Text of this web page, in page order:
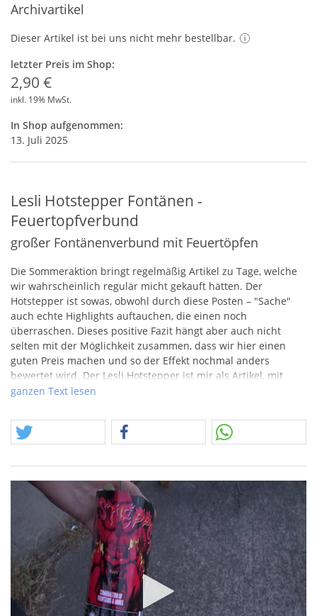
Archivartikel
Dieser Artikel ist bei uns nicht mehr bestellbar.
letzter Preis im Shop:
2,90 €
inkl. 19% MwSt.
In Shop aufgenommen:
13. Juli 2025
Lesli Hotstepper Fontänen -
Feuertopfverbund
großer Fontänenverbund mit Feuertöpfen
Die Sommeraktion bringt regelmäßig Artikel zu Tage, welche
wir wahrscheinlich regulär micht gekauft hätten. Der
Hotstepper ist sowas, obwohl durch diese Posten – "Sache"
auch echte Highlights auftauchen, die einen noch
überraschen. Dieses positive Fazit hängt aber auch nicht
selten mit der Möglichkeit zusammen, dass wir hier einen
guten Preis machen und so der Effekt nochmal anders
bewertet wird. Der Lesli Hotstepper ist mir als Artikel, mit
dem Baukörper und dem Design schon aufgefallen, das sind
schlicht zu teuer. Schauen wir mal in Netz…. Die meisten
Preise bewegen sich hier zwischen 7 oder 8 Euro. Da muss
immerhin etwas mehr als 90gr.NEM. Beenden wir die
Analyse und nehmen es so, wie es kommt… als Posten! ;)
ganzen Text lesen